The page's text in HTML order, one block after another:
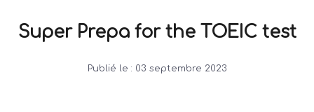
Super Prepa for the TOEIC test
Publié le : 03 septembre 2023